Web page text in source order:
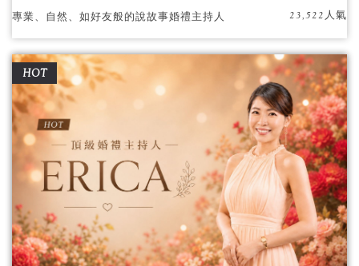
專業、自然、如好友般的說故事婚禮主持人 23,522人氣
HOT